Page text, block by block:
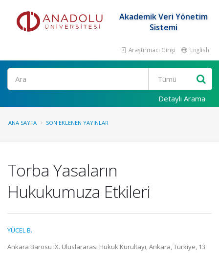
Akademik Veri Yönetim
Sistemi
Araştırmacı Girişi English
Ara
Detaylı Arama
ANA SAYFA SON EKLENEN YAYINLAR
Torba Yasaların
Hukukumuza Etkileri
YÜCEL B.
Ankara Barosu IX. Uluslararası Hukuk Kurultayı, Ankara, Türkiye, 13